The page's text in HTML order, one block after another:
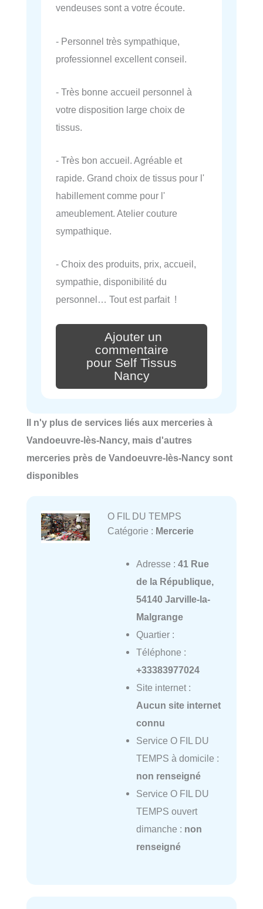
vendeuses sont a votre écoute.
- Personnel très sympathique,
professionnel excellent conseil.
- Très bonne accueil personnel à
votre disposition large choix de
tissus.
- Très bon accueil. Agréable et
rapide. Grand choix de tissus pour l'
habillement comme pour l'
ameublement. Atelier couture
sympathique.
- Choix des produits, prix, accueil,
sympathie, disponibilité du
personnel… Tout est parfait !
Ajouter un
commentaire
pour Self Tissus
Nancy
Il n'y plus de services liés aux merceries à
Vandoeuvre-lès-Nancy, mais d'autres
merceries près de Vandoeuvre-lès-Nancy sont
disponibles
O FIL DU TEMPS
Catégorie : Mercerie
Adresse : 41 Rue
de la République,
54140 Jarville-la-
Malgrange
Quartier :
Téléphone :
+33383977024
Site internet :
Aucun site internet
connu
Service O FIL DU
TEMPS à domicile :
non renseigné
Service O FIL DU
TEMPS ouvert
dimanche : non
renseigné